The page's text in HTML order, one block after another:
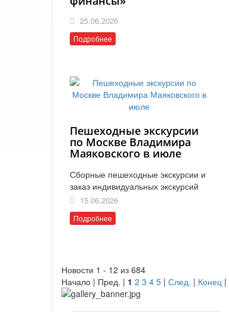
25.06.2026
Подробнее
Пешеходные экскурсии
по Москве Владимира
Маяковского в июле
Сборные пешеходные экскурсии и
заказ индивидуальных экскурсий
15.06.2026
Подробнее
Новости 1 - 12 из 684
Начало | Пред. | 1 2 3 4 5 | След. | Конец |